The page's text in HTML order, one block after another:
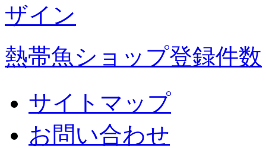
熱帯魚ショップ登録件数
サイトマップ
お問い合わせ